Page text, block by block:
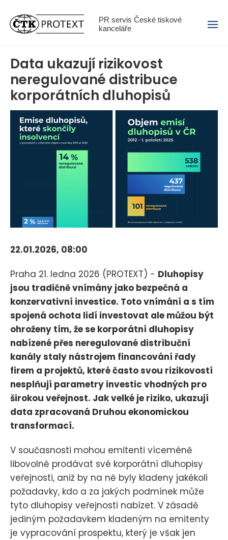
PR servis České tiskové
kanceláře
Menu
Data ukazují rizikovost
neregulované distribuce
korporátních dluhopisů
22.01.2026, 08:00
Praha 21. ledna 2026 (PROTEXT) - Dluhopisy
jsou tradičně vnímány jako bezpečná a
konzervativní investice. Toto vnímání a s tím
spojená ochota lidí investovat ale můžou být
ohroženy tím, že se korporátní dluhopisy
nabízené přes neregulované distribuční
kanály staly nástrojem financování řady
firem a projektů, které často svou rizikovostí
nesplňují parametry investic vhodných pro
širokou veřejnost. Jak velké je riziko, ukazují
data zpracovaná Druhou ekonomickou
transformací.
V současnosti mohou emitenti víceméně
libovolně prodávat své korporátní dluhopisy
veřejnosti, aniž by na ně byly kladeny jakékoli
požadavky, kdo a za jakých podmínek může
tyto dluhopisy veřejnosti nabízet. V zásadě
jediným požadavkem kladeným na emitenty
je vypracování prospektu, který je však jen